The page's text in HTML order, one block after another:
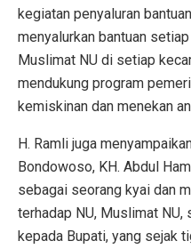
kegiatan penyaluran
menyalurkan bantuan
Muslimat NU di setiap
mendukung program
kemiskinan dan menekan
H. Ramli juga
Bondowoso, KH. Abdul
sebagai seorang kyai dan
terhadap NU, Muslimat NU,
kepada Bupati, yang sejak